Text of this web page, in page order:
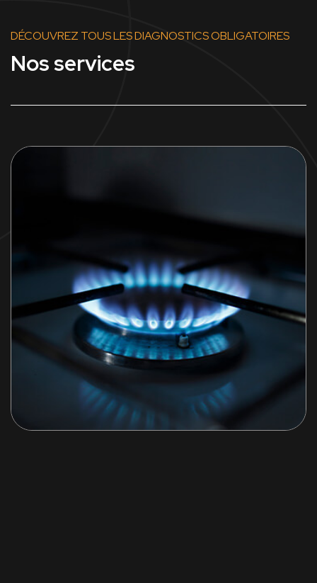
DÉCOUVREZ TOUS LES DIAGNOSTICS OBLIGATOIRES
Nos services